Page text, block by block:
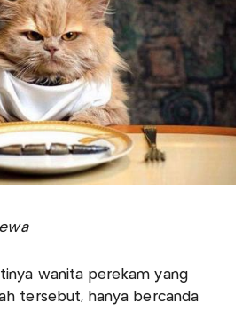
wanita perekam yang
tersebut, hanya bercanda